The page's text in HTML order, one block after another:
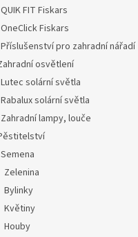
QUIK FIT Fiskars
OneClick Fiskars
Příslušenství pro zahradní nářadí
osvětlení
Lutec solární světla
Rabalux solární světla
Zahradní lampy, louče
Semena
Zelenina
Bylinky
Květiny
Houby